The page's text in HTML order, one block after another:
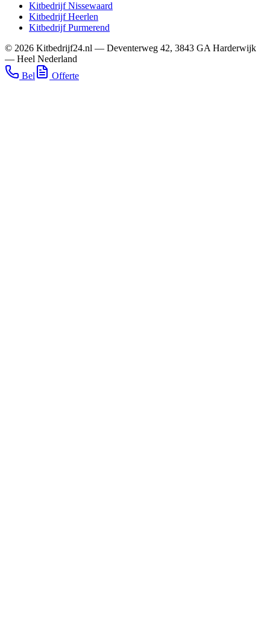
KitbedrijfNissewaard
KitbedrijfHeerlen
KitbedrijfPurmerend
© 2026 Kitbedrijf24.nl — Deventerweg 42, 3843 GA Harderwijk
— Heel Nederland
Bel
Offerte